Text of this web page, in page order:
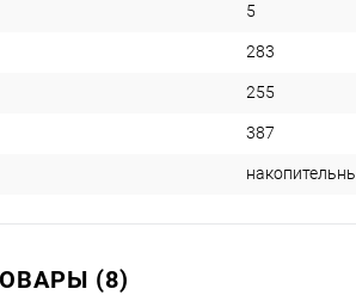
5
283
255
387
(8)